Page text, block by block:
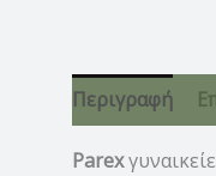
Περιγραφή
Parex